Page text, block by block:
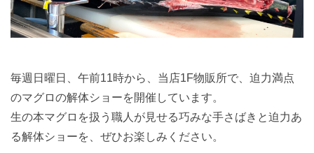
毎週日曜日、午前11時から、当店1F物販所で、迫力満点
のマグロの解体ショーを開催しています。
生の本マグロを扱う職人が見せる巧みな手さばきと迫力あ
る解体ショーを、ぜひお楽しみください。